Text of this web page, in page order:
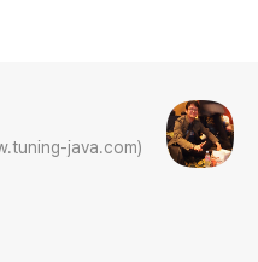
java.com)